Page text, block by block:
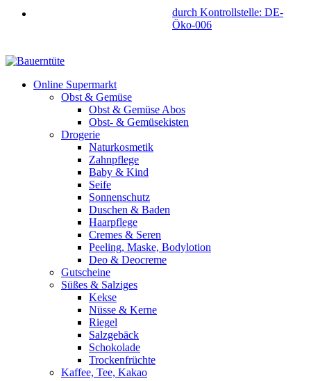
durch Kontrollstelle: DE-
Öko-006
Online Supermarkt
Obst & Gemüse
Obst & Gemüse Abos
Obst- & Gemüsekisten
Drogerie
Naturkosmetik
Zahnpflege
Baby & Kind
Seife
Sonnenschutz
Duschen & Baden
Haarpflege
Cremes & Seren
Peeling, Maske, Bodylotion
Deo & Deocreme
Gutscheine
Süßes & Salziges
Kekse
Nüsse & Kerne
Riegel
Salzgebäck
Schokolade
Trockenfrüchte
Kaffee, Tee, Kakao